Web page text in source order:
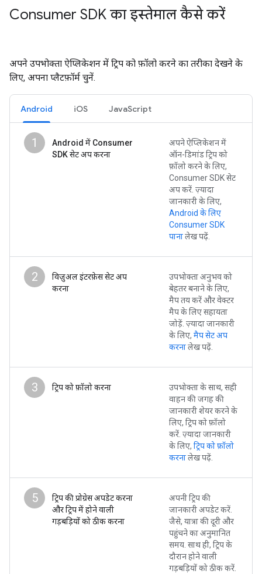
Consumer SDK का इस्तेमाल कैसे करें
अपने उपभोक्ता ऐप्लिकेशन में ट्रिप को फ़ॉलो करने का तरीका देखने के
लिए, अपना प्लैटफ़ॉर्म चुनें.
Android iOS JavaScript
1
Android में Consumer
SDK सेट अप करना
अपने ऐप्लिकेशन में
ऑन-डिमांड ट्रिप को
फ़ॉलो करने के लिए,
Consumer SDK सेट
अप करें. ज़्यादा
जानकारी के लिए,
Android के लिए
Consumer SDK
पानालेख पढ़ें.
2
विज़ुअल इंटरफ़ेस सेट अप
करना
उपभोक्ता अनुभव को
बेहतर बनाने के लिए,
मैप तय करें और वेक्टर
मैप के लिए सहायता
जोड़ें. ज़्यादा जानकारी
के लिए, मैप सेट अप
करनालेख पढ़ें.
3 ट्रिप को फ़ॉलो करना
उपभोक्ता के साथ, सही
वाहन की जगह की
जानकारी शेयर करने के
लिए, ट्रिप को फ़ॉलो
करें. ज़्यादा जानकारी
के लिए, ट्रिप को फ़ॉलो
करनालेख पढ़ें.
5
ट्रिप की प्रोग्रेस अपडेट करना
और ट्रिप में होने वाली
गड़बड़ियों को ठीक करना
अपनी ट्रिप की
जानकारी अपडेट करें.
जैसे, यात्रा की दूरी और
पहुंचने का अनुमानित
समय. साथ ही, ट्रिप के
दौरान होने वाली
गड़बड़ियों को ठीक करें.